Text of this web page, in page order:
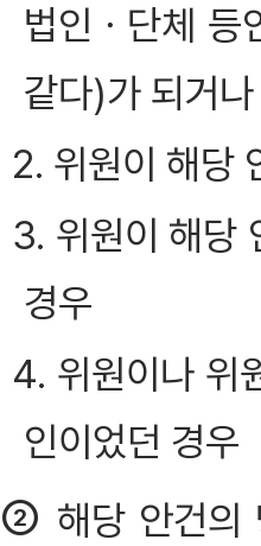
법인ㆍ단체 등
같다)가 되거
2. 위원이 해당
3. 위원이 해당
경우
4. 위원이나 위
인이었던 경우
② 해당 안건의